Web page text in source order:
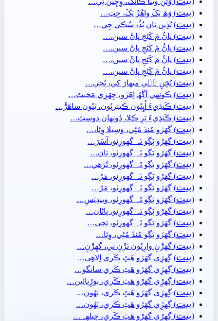
(بيت) وَھَ تِکَ واھُڙَ تِکَ، جِتِ…
(بيت) ٻُڏِين تان ٻُڏُ، سُڪي جِي…
(بيت) پاڻُ مَ کَڻِجِ پاڻَ سين،…
(بيت) پاڻُ مَ کَڻِجِ پاڻَ سين،…
(بيت) پاڻُ مَ کَڻِجِ پاڻَ سين،…
(بيت) پاڻُ مَ کَڻِجِ پاڻَ سين،…
(بيت) پُڇَنِ جٖي ميھارَ کي، پُڇي…
(بيت) ڪونِهي آڳَھُ اِھَڙو، جِھَڙِي مَحَبتَ…
(بيت) ڪَنڌِيءَ اُڀِيُون ڪيتِريُون، ٿِيُون ساھَڙُ…
(بيت) ڪَنڌِيءَ ڀَرِ ڪِلا، دُونھان دوسِتَ…
(بيت) گهَڙو مُنڌَ مُئِي، وَسِيلا وِئا،…
(بيت) گهَڙو ڀَڳو تَہ گهورِئو، آسَرَ…
(بيت) گهَڙو ڀَڳو تَہ گهورِئو، تان…
(بيت) گهَڙو ڀَڳو تَہ گهورِئو، تُرَھي…
(بيت) گهَڙو ڀَڳو تَہ گهورِئو، مَرُ…
(بيت) گهَڙو ڀَڳو تَہ گهورِئو، مَرُ…
(بيت) گهَڙو ڀَڳو تَہ گهورِئو، ويندِيَسِ…
(بيت) گهَڙو ڀَڳو تَہ گهورِئو، پاڻان…
(بيت) گهَڙو ڀَڳو تَہ گهورِئو، ڀَڄي…
(بيت) گهَڙو ڀَڳو مُنڌَ مُئِي، وِئا…
(بيت) گهَڙَنِ وارِيُون تَڙَنِ تي، گهِڙَنِ…
(بيت) گِهڙِي گهَڙو ھَٿِ ڪَري اِلاھِي…
(بيت) گِهڙِي گهَڙو ھَٿِ ڪَري سانگو…
(بيت) گِهڙِي گهَڙو ھَٿِ ڪَري، ٻوڙِيائِين…
(بيت) گِهڙِي گهَڙو ھَٿِ ڪَري، ٻَھُون…
(بيت) گِهڙِي گهَڙو ھَٿِ ڪَري، ٻَھُون…
(بيت) گِهڙِي گهَڙو ھَٿِ ڪَري، چيلِهہ…